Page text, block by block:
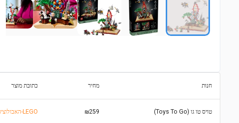
חנות מחיר כתובת מוצר
טויס טו גו (Toys To Go) ₪259 https://www.toystogo.co.il/items/7875231-לגו-Ideas-האבולוציה-של-המדעים-21355-LEGO